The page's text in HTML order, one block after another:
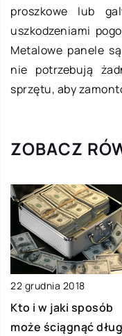
proszkowe lub
uszkodzeniami
Metalowe panele
nie potrzebują
sprzętu, aby
ZOBACZ
22 grudnia 2018
Kto i w jaki sposób
może ściągnąć